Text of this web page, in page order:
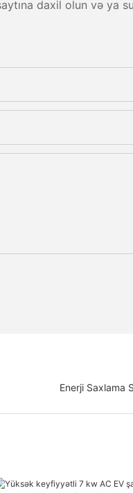
daxil olun və ya
Enerji Saxlama